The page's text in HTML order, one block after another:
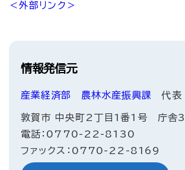
＜外部リンク＞
情報発信元
産業経済部 農林水産振興課 代表
敦賀市 中央町2丁目1番1号 庁舎
電話：0770-22-8130
ファックス：0770-22-8169